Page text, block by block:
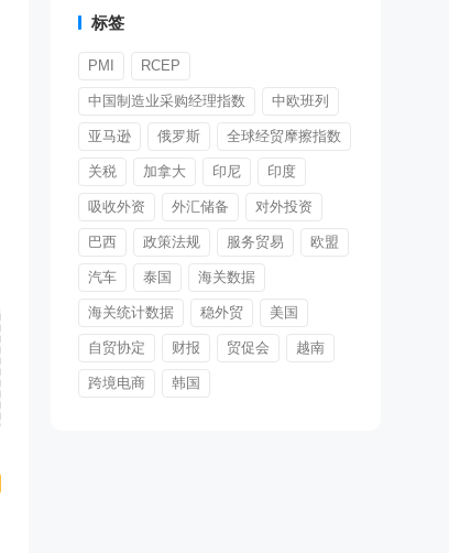
标签
PMI RCEP
中国制造业采购经理指数 中欧班列
亚马逊 俄罗斯 全球经贸摩擦指数
关税 加拿大 印尼 印度
吸收外资 外汇储备 对外投资
巴西 政策法规 服务贸易 欧盟
汽车 泰国 海关数据
海关统计数据 稳外贸 美国
自贸协定 财报 贸促会 越南
跨境电商 韩国